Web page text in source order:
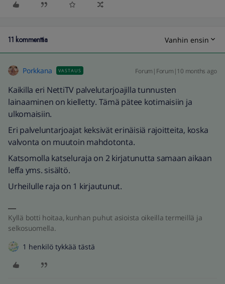
11 kommenttia Vanhin ensin
Porkkana VASTAUS Forum|Forum|10 months ago
Kaikilla eri NettiTV palvelutarjoajilla tunnusten
lainaaminen on kielletty. Tämä pätee kotimaisiin ja
ulkomaisiin.
Eri palveluntarjoajat keksivät erinäisiä rajoitteita, koska
valvonta on muutoin mahdotonta.
Katsomolla katseluraja on 2 kirjatunutta samaan aikaan
leffa yms. sisältö.
Urheilulle raja on 1 kirjautunut.
Kyllä botti hoitaa, kunhan puhut asioista oikeilla termeillä ja
selkosuomella.
1 henkilö tykkää tästä